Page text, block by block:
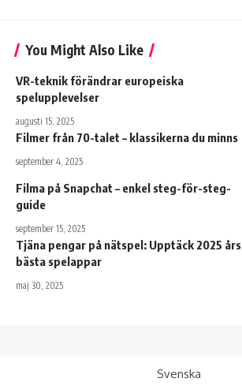
You Might Also Like
VR-teknik förändrar europeiska
spelupplevelser
augusti 15, 2025
Filmer från 70-talet – klassikerna du minns
september 4, 2025
Filma på Snapchat – enkel steg-för-steg-
guide
september 15, 2025
Tjäna pengar på nätspel: Upptäck 2025 års
bästa spelappar
maj 30, 2025
Svenska